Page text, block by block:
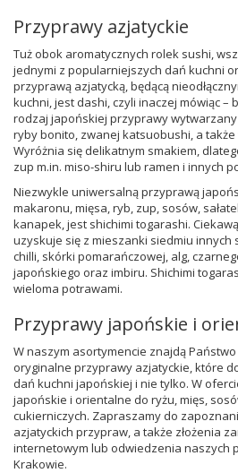
Przyprawy azjatyckie
Tuż obok aromatycznych rolek sushi,
jednymi z popularniejszych dań kuchni
przyprawą azjatycką, będącą
kuchni, jest dashi, czyli inaczej mówiąc –
rodzaj japońskiej przyprawy
ryby bonito, zwanej katsuobushi, a
Wyróżnia się delikatnym smakiem,
zup m.in. miso-shiru lub ramen i innych
Niezwykle uniwersalną przyprawą
makaronu, mięsa, ryb, zup, sosów,
kanapek, jest shichimi togarashi.
uzyskuje się z mieszanki siedmiu innych
chilli, skórki pomarańczowej, alg,
japońskiego oraz imbiru. Shichimi
wieloma potrawami.
Przyprawy japońskie i
W naszym asortymencie znajdą
oryginalne przyprawy azjatyckie, które
dań kuchni japońskiej i nie tylko. W
japońskie i orientalne do ryżu, mięs,
cukierniczych. Zapraszamy do
azjatyckich przypraw, a także złożenia
internetowym lub odwiedzenia naszych
Krakowie.